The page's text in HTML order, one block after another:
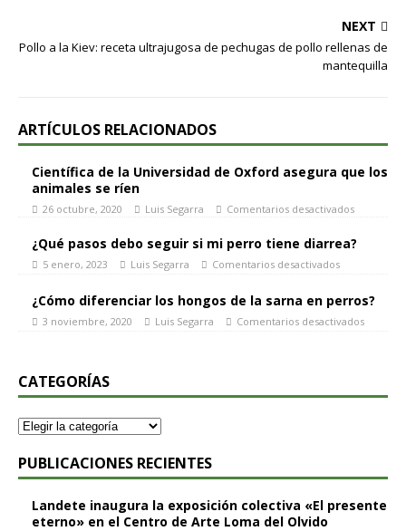
NEXT
Pollo a la Kiev: receta ultrajugosa de pechugas de pollo rellenas de
mantequilla
ARTÍCULOS RELACIONADOS
Científica de la Universidad de Oxford asegura que los
animales se ríen
26 octubre, 2020 Luis Segarra Comentarios desactivados
¿Qué pasos debo seguir si mi perro tiene diarrea?
5 enero, 2023 Luis Segarra Comentarios desactivados
¿Cómo diferenciar los hongos de la sarna en perros?
3 noviembre, 2020 Luis Segarra Comentarios desactivados
CATEGORÍAS
PUBLICACIONES RECIENTES
Landete inaugura la exposición colectiva «El presente
eterno» en el Centro de Arte Loma del Olvido